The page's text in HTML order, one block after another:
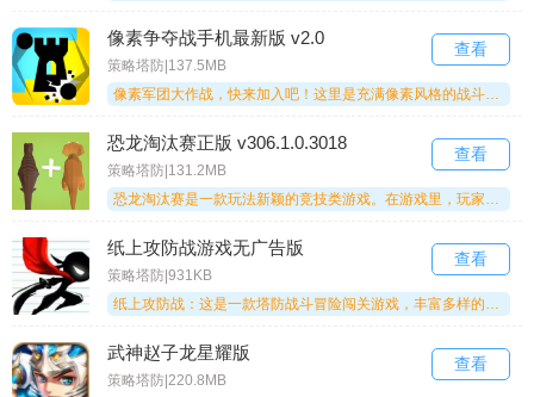
像素争夺战手机最新版 v2.0
策略塔防|137.5MB
像素军团大作战，快来加入吧！这里是充满像素风格的战斗天地，你可以和伙伴们组队挑战，每个队伍都操控着一种专属颜色的军团。在这里你能自由探索，各种有趣的武器装备任你搭配组合，战斗过程会自动推进，你可以轻松体验到超多有趣的玩法，快来试试吧！
查看
恐龙淘汰赛正版 v306.1.0.3018
策略塔防|131.2MB
恐龙淘汰赛是一款玩法新颖的竞技类游戏。在游戏里，玩家将化身恐龙团队的领袖，通过决斗与其他玩家展开对战，角逐胜利。玩家需要收集恐龙蛋来壮大自己的恐龙团队，而每只恐龙都拥有独特的属性和能力，玩家可以依据自身策略来搭配恐龙团队。
查看
纸上攻防战游戏无广告版
策略塔防|931KB
纸上攻防战：这是一款塔防战斗冒险闯关游戏，丰富多样的角色等待你的挑战，让你体验前所未有的战斗模式。个性化的塔防战斗模式，支持灵活调整战术，既考验你的策略思维能力，也能升级你的战斗能力，还能锻炼玩家的战略布局能力。击败所有敌人，赶紧来试试吧！
查看
武神赵子龙星耀版
策略塔防|220.8MB
查看